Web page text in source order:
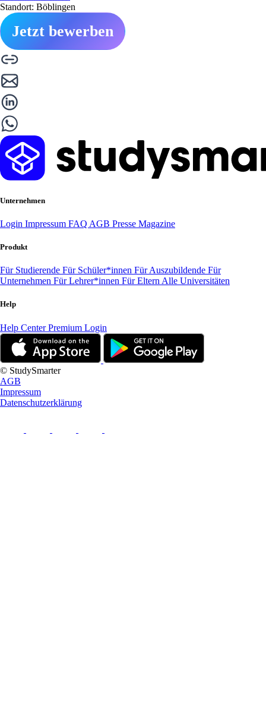
Standort: Böblingen
Jetzt bewerben
Unternehmen
Login Impressum FAQ AGB Presse Magazine
Produkt
Für Studierende Für Schüler*innen Für Auszubildende Für
Unternehmen Für Lehrer*innen Für Eltern Alle Universitäten
Help
Help CenterPremium Login
© StudySmarter
AGB
Impressum
Datenschutzerklärung